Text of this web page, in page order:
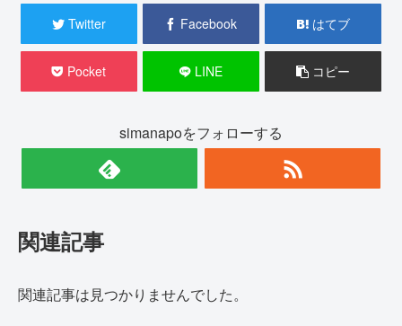
Twitter Facebook はてブ
Pocket LINE コピー
simanapoをフォローする
関連記事
関連記事は見つかりませんでした。